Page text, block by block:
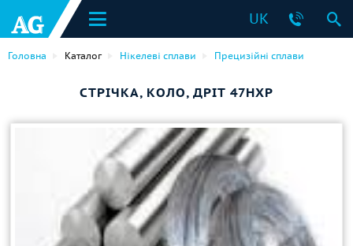
UK
Головна Каталог Нікелеві сплави Прецизійні сплави
СТРІЧКА, КОЛО, ДРІТ 47НХР